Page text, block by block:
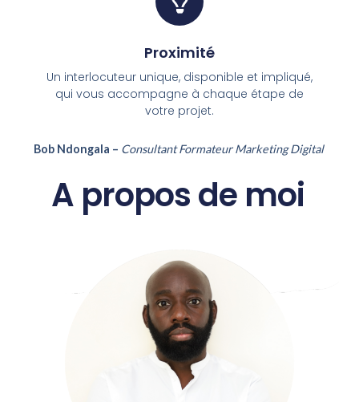
Proximité
Un interlocuteur unique, disponible et impliqué,
qui vous accompagne à chaque étape de
votre projet.
Bob Ndongala – Consultant Formateur Marketing Digital
A propos de moi